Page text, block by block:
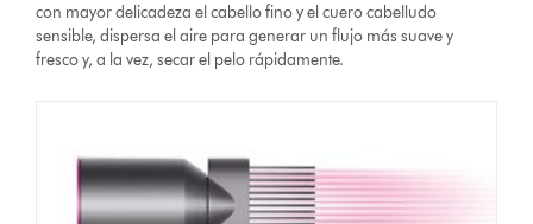
con mayor delicadeza el cabello fino y el cuero cabelludo
sensible, dispersa el aire para generar un flujo más suave y
fresco y, a la vez, secar el pelo rápidamente.